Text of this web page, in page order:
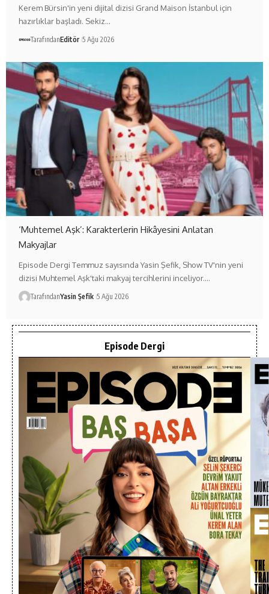
Kerem Bürsin'in yeni dijital dizisi Grand Maison İstanbul için
hazırlıklar başladı. Sekiz…
TarafındanEditör 5 Ağu 2026
‘Muhtemel Aşk’: Karakterlerin Hikâyesini Anlatan
Makyajlar
Episode Dergi Temmuz sayısında Yasin Şefik, Show TV'nin yeni
dizisi Muhtemel Aşk'taki makyaj tercihlerini inceliyor.…
TarafındanYasin Şefik 5 Ağu 2026
Episode Dergi